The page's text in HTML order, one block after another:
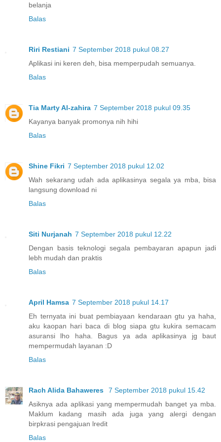
belanja
Balas
Riri Restiani 7 September 2018 pukul 08.27
Aplikasi ini keren deh, bisa memperpudah semuanya.
Balas
Tia Marty Al-zahira 7 September 2018 pukul 09.35
Kayanya banyak promonya nih hihi
Balas
Shine Fikri 7 September 2018 pukul 12.02
Wah sekarang udah ada aplikasinya segala ya mba, bisa
langsung download ni
Balas
Siti Nurjanah 7 September 2018 pukul 12.22
Dengan basis teknologi segala pembayaran apapun jadi
lebh mudah dan praktis
Balas
April Hamsa 7 September 2018 pukul 14.17
Eh ternyata ini buat pembiayaan kendaraan gtu ya haha,
aku kaopan hari baca di blog siapa gtu kukira semacam
asuransi lho haha. Bagus ya ada aplikasinya jg baut
mempermudah layanan :D
Balas
Rach Alida Bahaweres
7 September 2018 pukul 15.42
Asiknya ada aplikasi yang mempermudah banget ya mba.
Maklum kadang masih ada juga yang alergi dengan
birpkrasi pengajuan lredit
Balas